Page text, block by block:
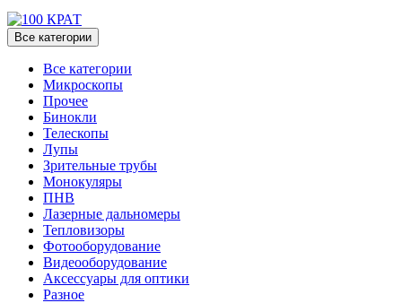
Все категории
Все категории
Микроскопы
Прочее
Бинокли
Телескопы
Лупы
Зрительные трубы
Монокуляры
ПНВ
Лазерные дальномеры
Тепловизоры
Фотооборудование
Видеооборудование
Аксессуары для оптики
Разное